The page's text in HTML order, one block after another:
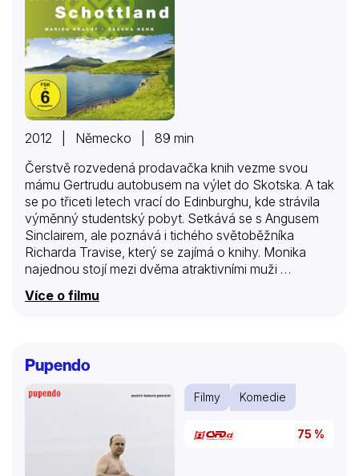
2012 | Německo | 89 min
Čerstvě rozvedená prodavačka knih vezme svou
mámu Gertrudu autobusem na výlet do Skotska. A tak
se po třiceti letech vrací do Edinburghu, kde strávila
výměnný studentský pobyt. Setkává se s Angusem
Sinclairem, ale poznává i tichého světoběžníka
Richarda Travise, který se zajímá o knihy. Monika
najednou stojí mezi dvěma atraktivními muži …
Více o filmu
Pupendo
Filmy Komedie
75 %